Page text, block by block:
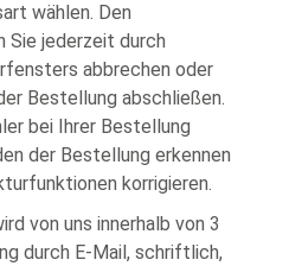
wählen. Den
Sie jederzeit durch
abbrechen oder
Bestellung abschließen.
bei Ihrer Bestellung
der Bestellung erkennen
korrigieren.
von uns innerhalb von 3
durch E-Mail, schriftlich,